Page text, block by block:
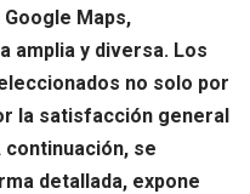
Maps,
amplia y diversa. Los
no solo por
la satisfacción general
se
detallada, expone